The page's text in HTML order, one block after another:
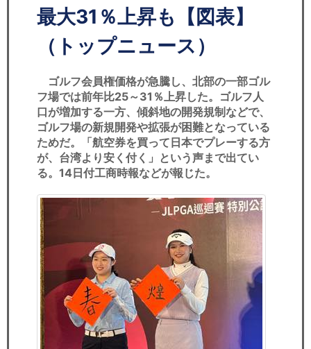
リサーチ
セミナー
経済ニュース
労務顧問
ＩＴ
最大31％上昇も【図表】
（トップニュース）
ゴルフ会員権価格が急騰し、北部の一部ゴル
フ場では前年比25～31％上昇した。ゴルフ人
口が増加する一方、傾斜地の開発規制などで、
ゴルフ場の新規開発や拡張が困難となっている
ためだ。「航空券を買って日本でプレーする方
が、台湾より安く付く」という声まで出てい
る。14日付工商時報などが報じた。